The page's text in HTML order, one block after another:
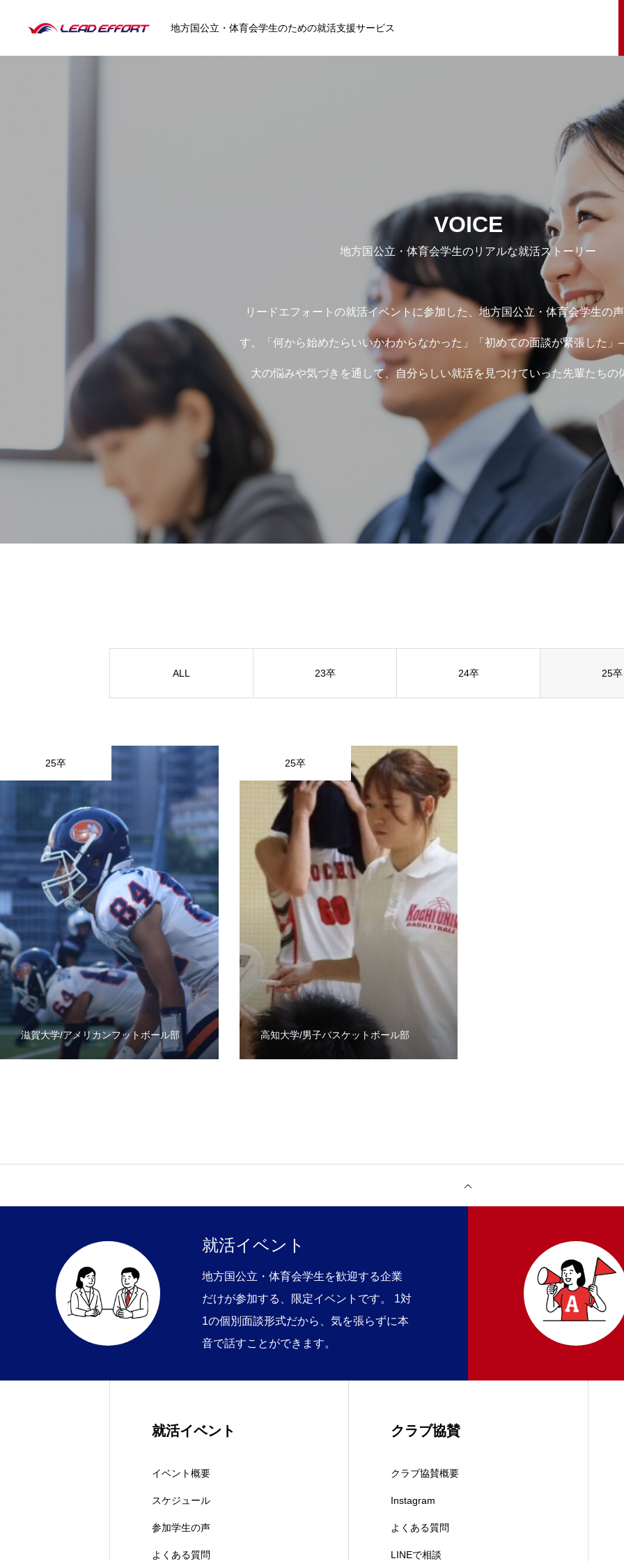
地方国公立・体育会学生のための就活支援サービス
参加学生の声
就活コラム
自己理解と選択のヒント 迷ったとき・内定後の不安に
運営会社
VOICE
地方国公立・体育会学生のリアルな就活ストーリー
リードエフォートの就活イベントに参加した、地方国公立・体育会学生の
す。「何から始めたらいいかわからなかった」「初めての面談が緊張した
大の悩みや気づきを通して、自分らしい就活を見つけていった先輩たちの
ALL 23卒 24卒 25卒
25卒
滋賀大学/アメリカンフットボール部
25卒
高知大学/男子バスケットボール部
就活イベント
地方国公立・体育会学生を歓迎する企業
だけが参加する、限定イベントです。 1対
1の個別面談形式だから、気を張らずに本
音で話すことができます。
就活イベント
イベント概要
スケジュール
参加学生の声
よくある質問
クラブ協賛
クラブ協賛概要
Instagram
よくある質問
LINEで相談